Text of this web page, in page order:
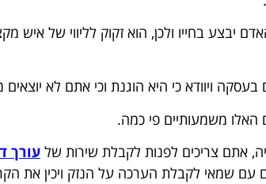
בחייו ולכן, הוא זקוק לליווי של איש
ויוודא כי היא הוגנת וכי אתם לא יוצאים
האלו משמעותיים פי כמה.
אתם צריכים לפנות לקבלת שירות שלעורך
עם שמאי לקבלת הערכה על הנזק ויכין את